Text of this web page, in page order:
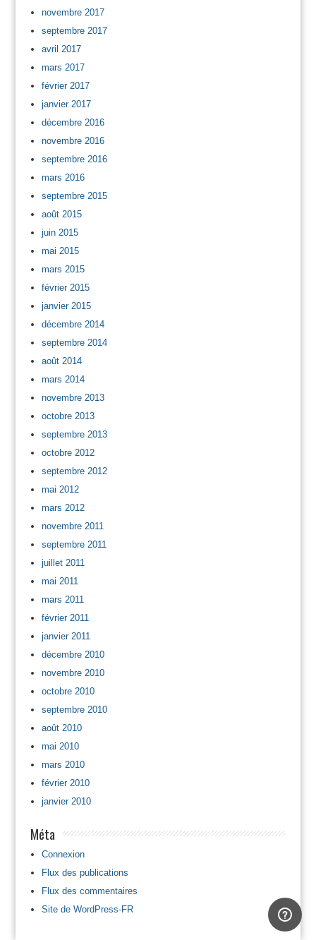
novembre 2017
septembre 2017
avril 2017
mars 2017
février 2017
janvier 2017
décembre 2016
novembre 2016
septembre 2016
mars 2016
septembre 2015
août 2015
juin 2015
mai 2015
mars 2015
février 2015
janvier 2015
décembre 2014
septembre 2014
août 2014
mars 2014
novembre 2013
octobre 2013
septembre 2013
octobre 2012
septembre 2012
mai 2012
mars 2012
novembre 2011
septembre 2011
juillet 2011
mai 2011
mars 2011
février 2011
janvier 2011
décembre 2010
novembre 2010
octobre 2010
septembre 2010
août 2010
mai 2010
mars 2010
février 2010
janvier 2010
Méta
Connexion
Flux des publications
Flux des commentaires
Site de WordPress-FR